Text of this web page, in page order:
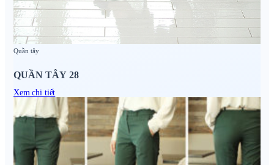
Quần tây
QUẦN TÂY 28
Xem chi tiết